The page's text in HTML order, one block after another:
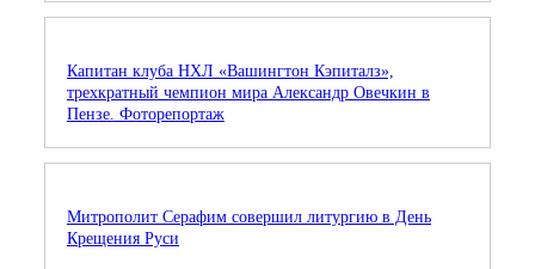
Капитан клуба НХЛ «Вашингтон Кэпиталз»,
трехкратный чемпион мира Александр Овечкин в
Пензе. Фоторепортаж
Митрополит Серафим совершил литургию в День
Крещения Руси